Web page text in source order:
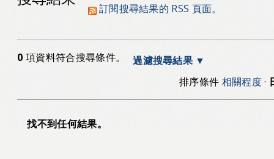
訂閱搜尋結果的 RSS 頁面。
0 項資料符合搜尋條件。
過濾搜尋結果
排序條件 相關程度·
找不到任何結果。